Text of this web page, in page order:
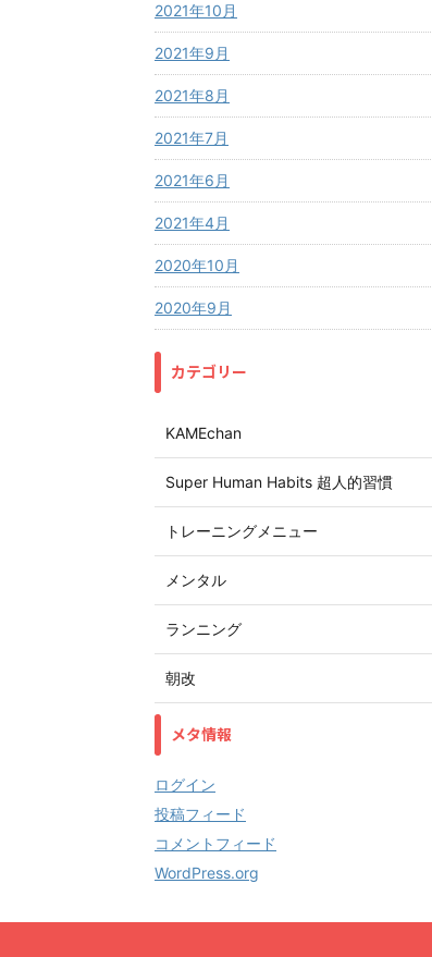
2021年10月
2021年9月
2021年8月
2021年7月
2021年6月
2021年4月
2020年10月
2020年9月
カテゴリー
KAMEchan
Super Human Habits 超人的習慣
トレーニングメニュー
メンタル
ランニング
朝改
メタ情報
ログイン
投稿フィード
コメントフィード
WordPress.org